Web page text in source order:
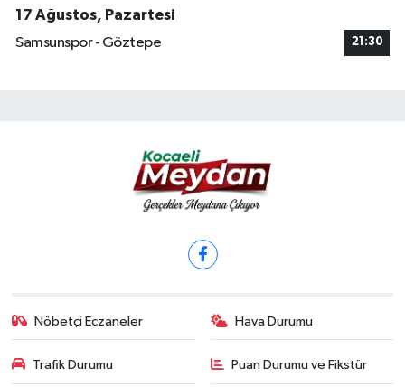
17 Ağustos, Pazartesi
Samsunspor - Göztepe
21:30
Nöbetçi Eczaneler Hava Durumu
Trafik Durumu Puan Durumu ve Fikstür